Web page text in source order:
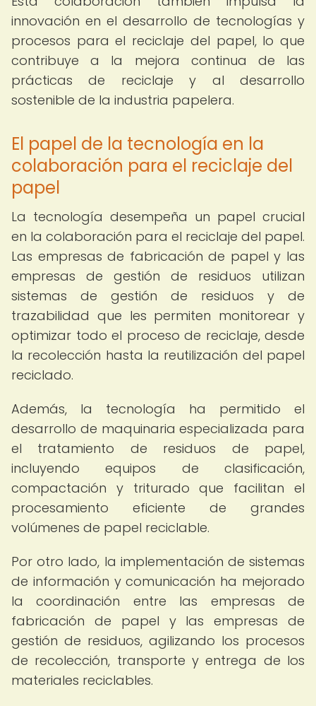
innovación en el desarrollo de tecnologías y
procesos para el reciclaje del papel, lo que
contribuye a la mejora continua de las
prácticas de reciclaje y al desarrollo
sostenible de la industria papelera.
El papel de la tecnología en la
colaboración para el reciclaje del
papel
La tecnología desempeña un papel crucial
en la colaboración para el reciclaje del papel.
Las empresas de fabricación de papel y las
empresas de gestión de residuos utilizan
sistemas de gestión de residuos y de
trazabilidad que les permiten monitorear y
optimizar todo el proceso de reciclaje, desde
la recolección hasta la reutilización del papel
reciclado.
Además, la tecnología ha permitido el
desarrollo de maquinaria especializada para
el tratamiento de residuos de papel,
incluyendo equipos de clasificación,
compactación y triturado que facilitan el
procesamiento eficiente de grandes
volúmenes de papel reciclable.
Por otro lado, la implementación de sistemas
de información y comunicación ha mejorado
la coordinación entre las empresas de
fabricación de papel y las empresas de
gestión de residuos, agilizando los procesos
de recolección, transporte y entrega de los
materiales reciclables.